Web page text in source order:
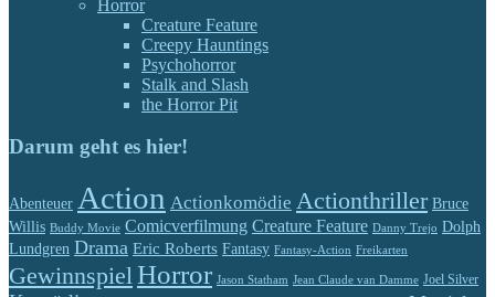
Horror
Creature Feature
Creepy Hauntings
Psychohorror
Stalk and Slash
the Horror Pit
Darum geht es hier!
Abenteuer Action Actionkomödie Actionthriller Bruce
Willis Buddy Movie Comicverfilmung Creature Feature Danny Trejo Dolph
Lundgren Drama Eric Roberts Fantasy Fantasy-Action Freikarten
GewinnspielHorror Jason Statham Jean Claude van Damme Joel Silver